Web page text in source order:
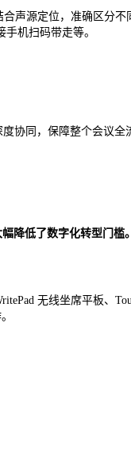
声源定位，准确区分不
机扫码带走等。
协同，保障整个会议全
降低了数字化转型门槛。
无线坐席平板、